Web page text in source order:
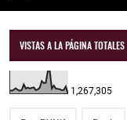
VISTAS A LA PÁGINA TOTALES
1,267,305